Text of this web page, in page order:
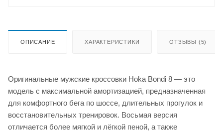
ОПИСАНИЕ ХАРАКТЕРИСТИКИ ОТЗЫВЫ (5)
Оригинальные мужские кроссовки Hoka Bondi 8 — это
модель с максимальной амортизацией, предназначенная
для комфортного бега по шоссе, длительных прогулок и
восстановительных тренировок. Восьмая версия
отличается более мягкой и лёгкой пеной, а также